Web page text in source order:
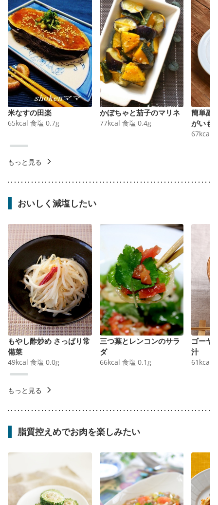
米なすの田楽
65kcal 食塩 0.7g
かぼちゃと茄子のマリネ
77kcal 食塩 0.4g
簡単副
がいも
67kcal
もっと見る
おいしく減塩したい
もやし酢炒め さっぱり常
備菜
49kcal 食塩 0.0g
三つ葉とレンコンのサラ
ダ
66kcal 食塩 0.1 g
ゴーヤ
汁
61 kcal
もっと見る
脂質控えめでお肉を楽しみたい